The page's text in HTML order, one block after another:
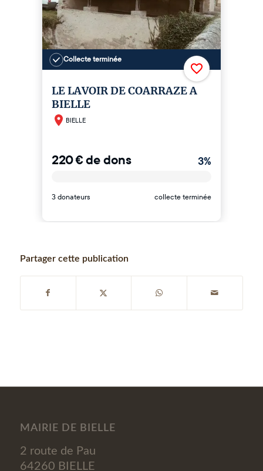
Partager cette publication
MAIRIE DE BIELLE
2 route de Pau
64260 BIELLE